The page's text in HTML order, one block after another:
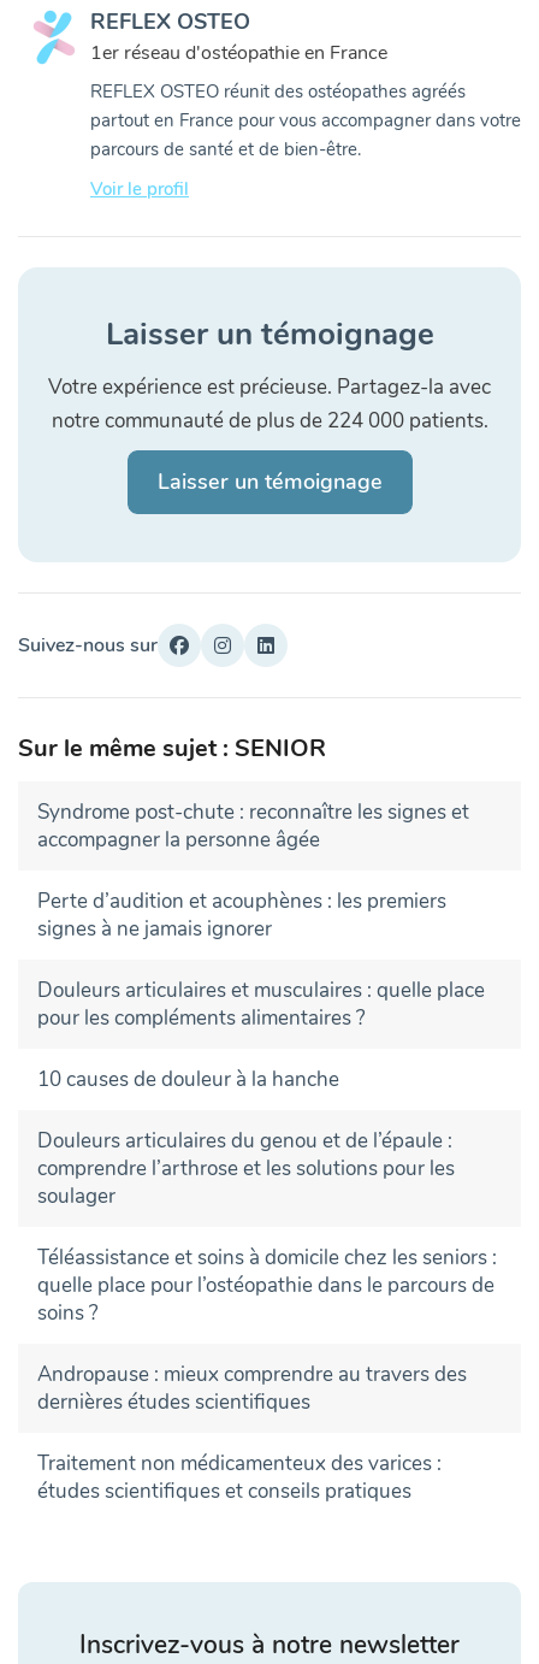
REFLEX OSTEO
1er réseau d'ostéopathie en France
REFLEX OSTEO réunit des ostéopathes agréés
partout en France pour vous accompagner dans votre
parcours de santé et de bien-être.
Voir le profil
Laisser un témoignage
Votre expérience est précieuse. Partagez-la avec
notre communauté de plus de 224 000 patients.
Laisser un témoignage
Suivez-nous sur
Sur le même sujet : SENIOR
Syndrome post-chute : reconnaître les signes et
accompagner la personne âgée
Perte d’audition et acouphènes : les premiers
signes à ne jamais ignorer
Douleurs articulaires et musculaires : quelle place
pour les compléments alimentaires ?
10 causes de douleur à la hanche
Douleurs articulaires du genou et de l’épaule :
comprendre l’arthrose et les solutions pour les
soulager
Téléassistance et soins à domicile chez les seniors :
quelle place pour l’ostéopathie dans le parcours de
soins ?
Andropause : mieux comprendre au travers des
dernières études scientifiques
Traitement non médicamenteux des varices :
études scientifiques et conseils pratiques
Inscrivez-vous à notre newsletter